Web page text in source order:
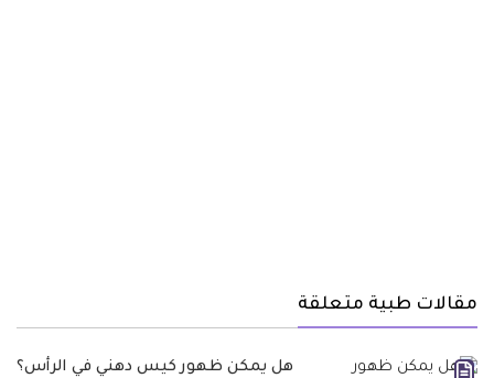
مقالات طبية متعلقة
هل يمكن ظهور كيس دهني في الرأس؟